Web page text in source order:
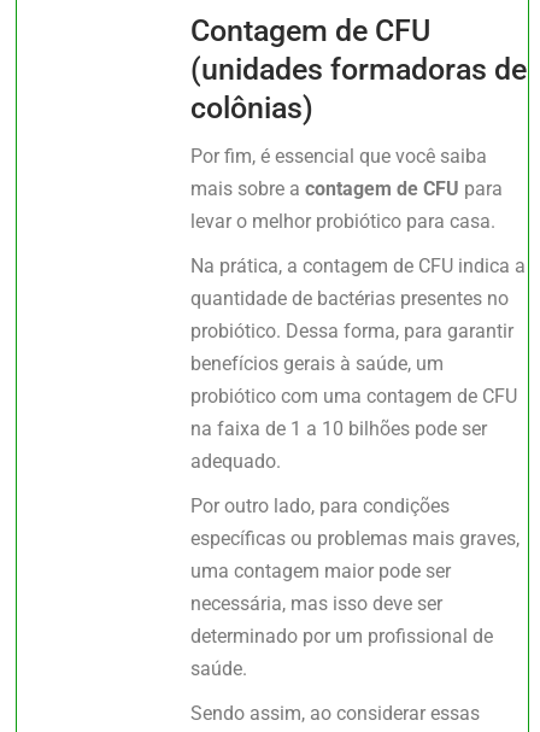
Contagem de CFU
(unidades formadoras de
colônias)
Por fim, é essencial que você saiba
mais sobre acontagem de CFU para
levar o melhor probiótico para casa.
Na prática, a contagem de CFU indica a
quantidade de bactérias presentes no
probiótico. Dessa forma, para garantir
benefícios gerais à saúde, um
probiótico com uma contagem de CFU
na faixa de 1 a 10 bilhões pode ser
adequado.
Por outro lado, para condições
específicas ou problemas mais graves,
uma contagem maior pode ser
necessária, mas isso deve ser
determinado por um profissional de
saúde.
Sendo assim, ao considerar essas